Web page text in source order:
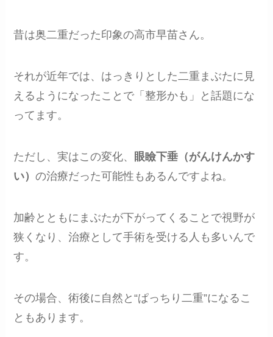
昔は奥二重だった印象の高市早苗さん。
それが近年では、はっきりとした二重まぶたに見
えるようになったことで「整形かも」と話題にな
ってます。
ただし、実はこの変化、
眼瞼下垂（がんけんかす
い）の治療だった可能性もあるんですよね。
加齢とともにまぶたが下がってくることで視野が
狭くなり、治療として手術を受ける人も多いんで
す。
その場合、術後に自然と“ぱっちり二重”になるこ
ともあります。